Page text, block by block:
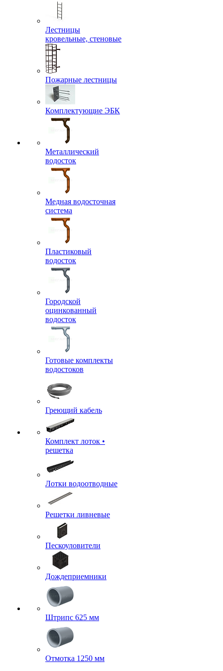
Лестницы
кровельные, стеновые
Пожарные лестницы
Комплектующие ЭБК
Металлический
водосток
Медная водосточная
система
Пластиковый
водосток
Городской
оцинкованный
водосток
Готовые комплекты
водостоков
Греющий кабель
Комплект лоток •
решетка
Лотки водоотводные
Решетки ливневые
Пескоуловители
Дождеприемники
Штрипс 625 мм
Отмотка 1250 мм